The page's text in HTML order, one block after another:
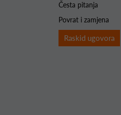
Česta pitanja
Povrat i zamjena
Raskid ugovora